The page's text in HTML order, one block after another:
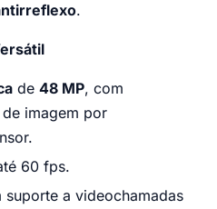
.
de 48 MP, com
imagem por
60 fps.
suporte a videochamadas